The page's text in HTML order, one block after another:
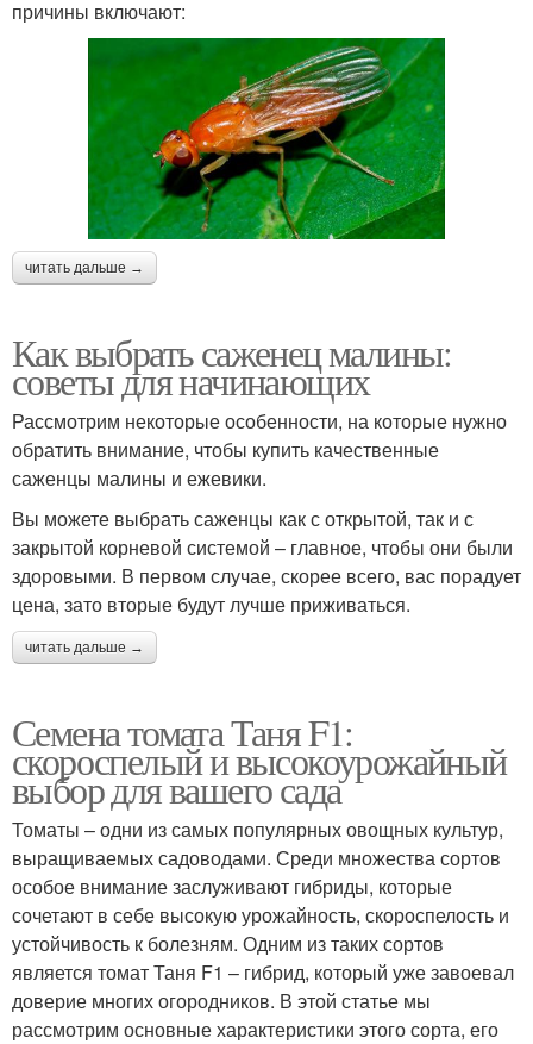
причины включают:
читать дальше →
Как выбрать саженец малины:
советы для начинающих
Рассмотрим некоторые особенности, на которые нужно
обратить внимание, чтобы купить качественные
саженцы малины и ежевики.
Вы можете выбрать саженцы как с открытой, так и с
закрытой корневой системой – главное, чтобы они были
здоровыми. В первом случае, скорее всего, вас порадует
цена, зато вторые будут лучше приживаться.
читать дальше →
Семена томата Таня F1:
скороспелый и высокоурожайный
выбор для вашего сада
Томаты – одни из самых популярных овощных культур,
выращиваемых садоводами. Среди множества сортов
особое внимание заслуживают гибриды, которые
сочетают в себе высокую урожайность, скороспелость и
устойчивость к болезням. Одним из таких сортов
является томат Таня F1 – гибрид, который уже завоевал
доверие многих огородников. В этой статье мы
рассмотрим основные характеристики этого сорта, его